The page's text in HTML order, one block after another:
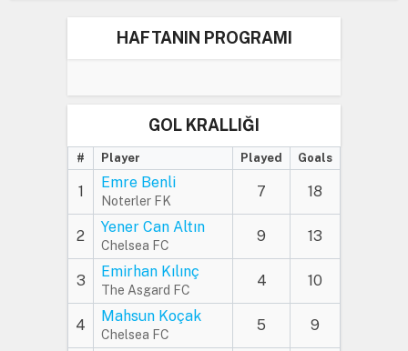
HAFTANIN PROGRAMI
GOL KRALLIĞI
# Player Played Goals
1
Emre Benli
Noterler FK
7 18
2
Yener Can Altın
Chelsea FC
9 13
3
Emirhan Kılınç
The Asgard FC
4 10
4
Mahsun Koçak
Chelsea FC
5 9